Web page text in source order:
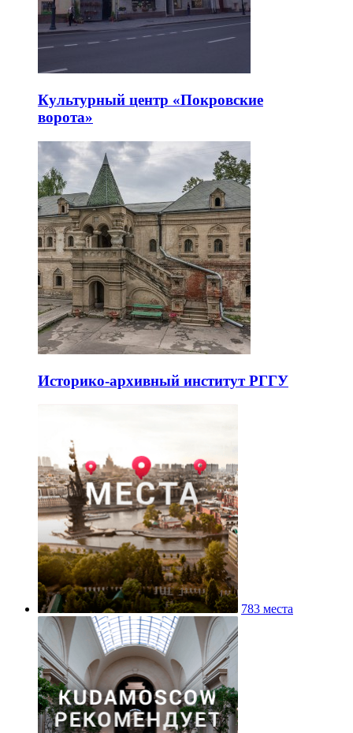
Культурный центр «Покровские
ворота»
Историко-архивный институт РГГУ
783 места